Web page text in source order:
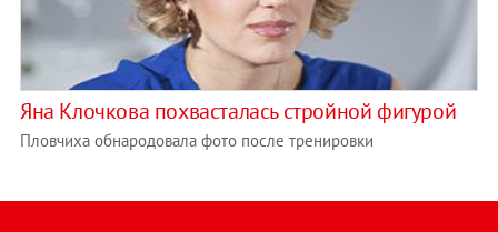
Яна Клочкова похвасталась стройной фигурой
Пловчиха обнародовала фото после тренировки